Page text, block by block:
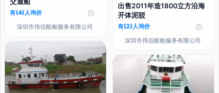
有(4)人询价
深圳市伟信船舶服务有限公司
出售2011年造1800立方沿海
开体泥驳
有(2)人询价
深圳市伟信船舶服务有限公司